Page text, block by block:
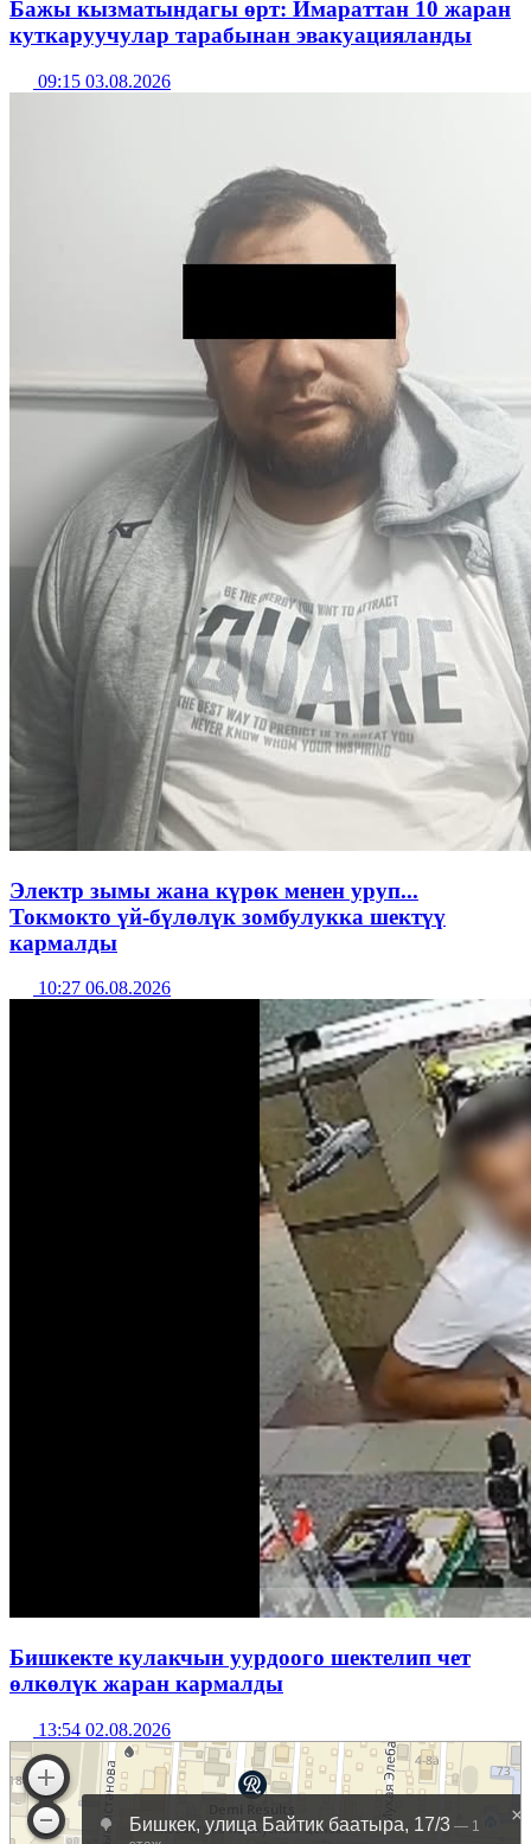
Бажы кызматындагы өрт: Имараттан 10 жаран
куткаруучулар тарабынан эвакуацияланды
09:15 03.08.2026
Электр зымы жана күрөк менен уруп...
Токмокто үй-бүлөлүк зомбулукка шектүү
кармалды
10:27 06.08.2026
Бишкекте кулакчын уурдоого шектелип чет
өлкөлүк жаран кармалды
13:54 02.08.2026